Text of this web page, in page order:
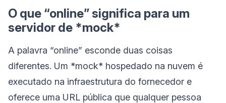
O que “online” significa para um
servidor de *mock*
A palavra “online” esconde duas coisas
diferentes. Um *mock* hospedado na nuvem é
executado na infraestrutura do fornecedor e
oferece uma URL pública que qualquer pessoa